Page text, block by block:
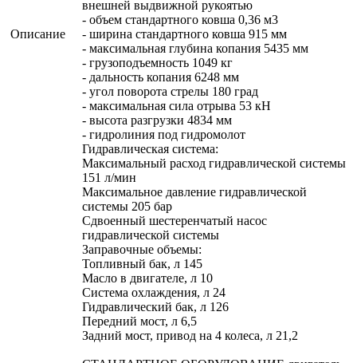
Описание
внешней выдвижной рукоятью
- объем стандартного ковша 0,36 м3
- ширина стандартного ковша 915 мм
- максимальная глубина копания 5435 мм
- грузоподъемность 1049 кг
- дальность копания 6248 мм
- угол поворота стрелы 180 град
- максимальная сила отрыва 53 кН
- высота разгрузки 4834 мм
- гидролиния под гидромолот
Гидравлическая система:
Максимальный расход гидравлической системы
151 л/мин
Максимальное давление гидравлической
системы 205 бар
Сдвоенный шестеренчатый насос
гидравлической системы
Заправочные объемы:
Топливный бак, л 145
Масло в двигателе, л 10
Система охлаждения, л 24
Гидравлический бак, л 126
Передний мост, л 6,5
Задний мост, привод на 4 колеса, л 21,2